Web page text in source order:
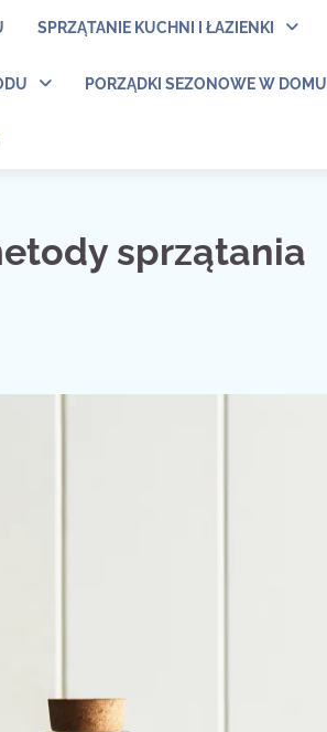
SPRZĄTANIE KUCHNI I ŁAZIENKI
PORZĄDKI SEZONOWE W DOMU
sprzątania